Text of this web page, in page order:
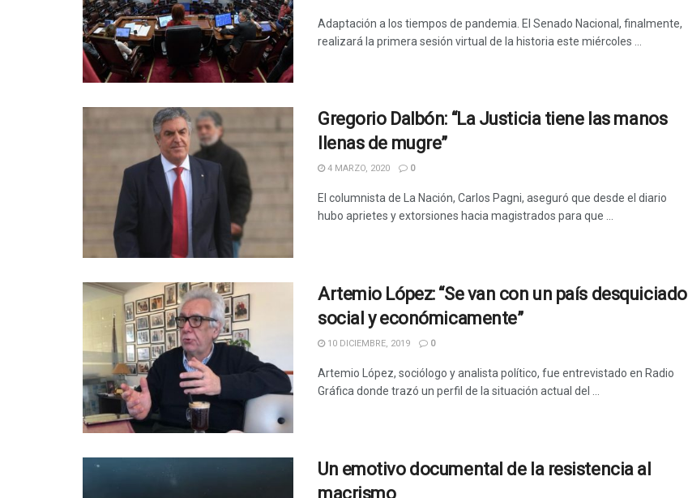
Adaptación a los tiempos de pandemia. El Senado Nacional, finalmente,
realizará la primera sesión virtual de la historia este miércoles ...
Gregorio Dalbón: “La Justicia tiene las manos
llenas de mugre”
4 MARZO, 2020 0
El columnista de La Nación, Carlos Pagni, aseguró que desde el diario
hubo aprietes y extorsiones hacia magistrados para que ...
Artemio López: “Se van con un país desquiciado
social y económicamente”
10 DICIEMBRE, 2019 0
Artemio López, sociólogo y analista político, fue entrevistado en Radio
Gráfica donde trazó un perfil de la situación actual del ...
Un emotivo documental de la resistencia al
macrismo